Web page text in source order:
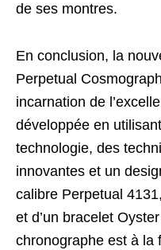
de ses montres.
En conclusion, la
Perpetual
incarnation de
développée en
technologie, des
innovantes et un
calibre Perpetual
et d’un bracelet
chronographe est à la